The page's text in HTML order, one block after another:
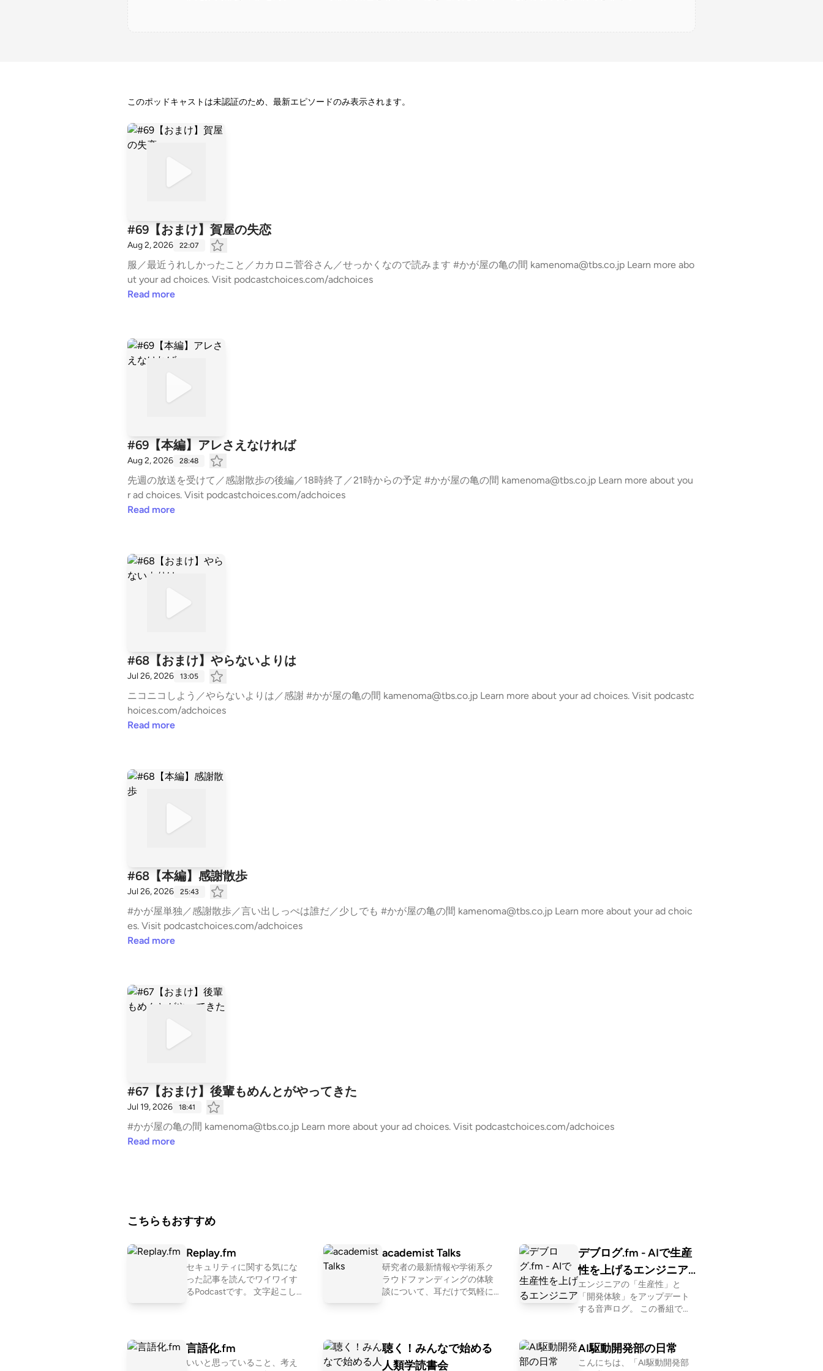
このポッドキャストは未認証のため、最新エピソードのみ表示されます。
#69【おまけ】賀屋の失恋
Aug 2, 2026 22:07
服／最近うれしかったこと／カカロニ菅谷さん／せっかくなので読みます #かが屋の亀の間 kamenoma@tbs.co.jp Learn more abo
ut your ad choices. Visit podcastchoices.com/adchoices
Read more
#69【本編】アレさえなければ
Aug 2, 2026 28:48
先週の放送を受けて／感謝散歩の後編／18時終了／21時からの予定 #かが屋の亀の間 kamenoma@tbs.co.jp Learn more about you
r ad choices. Visit podcastchoices.com/adchoices
Read more
#68【おまけ】やらないよりは
Jul 26, 2026 13:05
ニコニコしよう／やらないよりは／感謝 #かが屋の亀の間 kamenoma@tbs.co.jp Learn more about your ad choices. Visit podcastc
hoices.com/adchoices
Read more
#68【本編】感謝散歩
Jul 26, 2026 25:43
#かが屋単独／感謝散歩／言い出しっぺは誰だ／少しでも #かが屋の亀の間 kamenoma@tbs.co.jp Learn more about your ad choic
es. Visit podcastchoices.com/adchoices
Read more
#67【おまけ】後輩もめんとがやってきた
Jul 19, 2026 18:41
#かが屋の亀の間 kamenoma@tbs.co.jp Learn more about your ad choices. Visit podcastchoices.com/adchoices
Read more
こちらもおすすめ
Replay.fm
セキュリティに関する気にな
った記事を読んでワイワイす
るPodcastです。 文字起こし
academist Talks
研究者の最新情報や学術系ク
ラウドファンディングの体験
談について、耳だけで気軽に
に、”研究者の今”をお届けしま
す。 学術系クラウドファンデ
ィング academist https://acad
デブログ.fm - AIで生産
性を上げるエンジニア
ログ
エンジニアの「生産性」と
「開発体験」をアップデート
する音声ログ。 この番組で
用術や最新ツール、効率化の
ノウハウをシェアします。
言語化.fm
いいと思っていること、考え
聴く！みんなで始める
人類学読書会
AI駆動開発部の日常
こんにちは、「AI駆動開発部